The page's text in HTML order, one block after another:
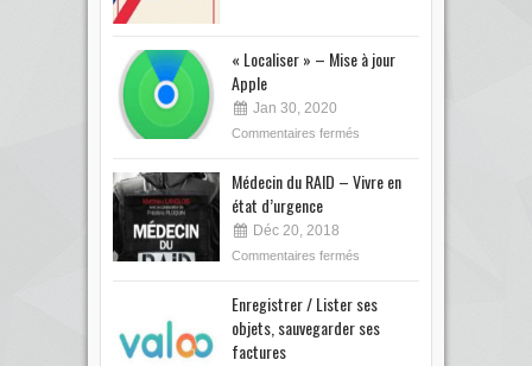
« Localiser » – Mise à jour
Apple
Jan 30, 2020
Commentaires fermés
Médecin du RAID – Vivre en
état d’urgence
Déc 20, 2018
Commentaires fermés
Enregistrer / Lister ses
objets, sauvegarder ses
factures